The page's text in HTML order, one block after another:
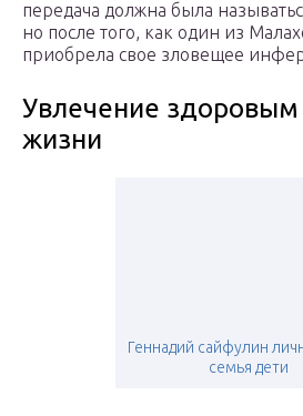
передача должна была
но после того, как один из
приобрела свое зловещее
Увлечение
жизни
Геннадий сайфулин
семья дети